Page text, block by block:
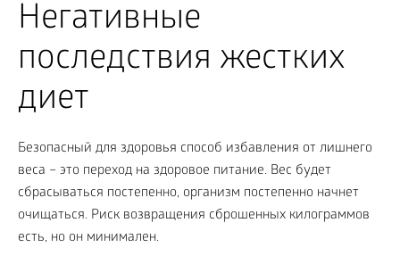
Негативные
последствия жестких
диет
Безопасный для здоровья способ избавления от лишнего
веса – это переход на здоровое питание. Вес будет
сбрасываться постепенно, организм постепенно начнет
очищаться. Риск возвращения сброшенных килограммов
есть, но он минимален.